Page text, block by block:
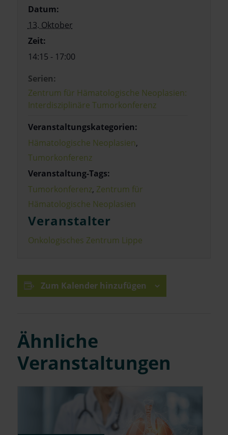
Datum:
13. Oktober
Zeit:
14:15 - 17:00
Serien:
Zentrum für Hämatologische Neoplasien:
Interdisziplinäre Tumorkonferenz
Veranstaltungskategorien:
Hämatologische Neoplasien,
Tumorkonferenz
Veranstaltung-Tags:
Tumorkonferenz, Zentrum für
Hämatologische Neoplasien
Veranstalter
Onkologisches Zentrum Lippe
Zum Kalender hinzufügen
Ähnliche
Veranstaltungen